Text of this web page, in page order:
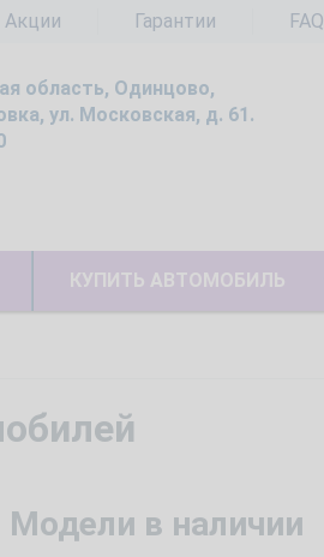
Акции Гарантии FAQ
область, Одинцово,
ул. Московская, д. 61.
КУПИТЬ АВТОМОБИЛЬ
Модели в наличии